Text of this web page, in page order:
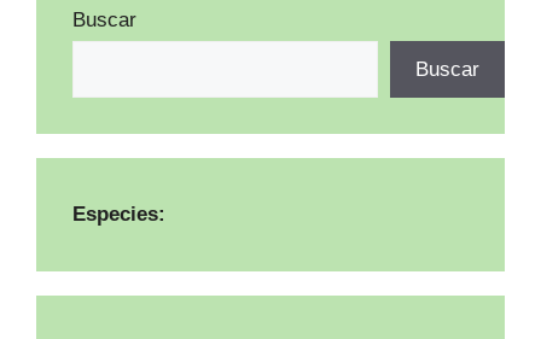
Buscar
Buscar
Especies: